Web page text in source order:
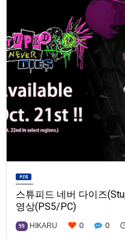
스튜피드 네버 다이즈
영상(PS5/PC)
99 HIKARU 0 0